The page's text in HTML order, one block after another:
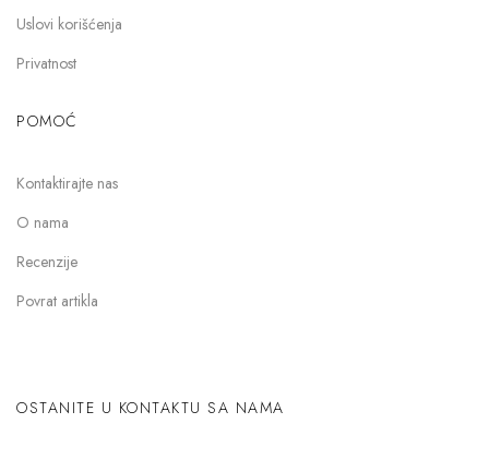
Uslovi korišćenja
Privatnost
POMOĆ
Kontaktirajte nas
O nama
Recenzije
Povrat artikla
OSTANITE U KONTAKTU SA NAMA